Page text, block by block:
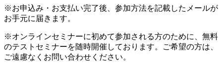
※お申込み・お支払い完了後、参加方法を記載したメールが
お手元に届きます。
※オンラインセミナーに初めて参加される方のために、無料
のテストセミナーを随時開催しております。ご希望の方は、
ご遠慮なくお問い合わせください。